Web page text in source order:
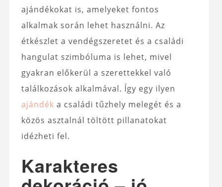
ajándékokat is, amelyeket fontos
alkalmak során lehet használni. Az
étkészlet a vendégszeretet és a családi
hangulat szimbóluma is lehet, mivel
gyakran előkerül a szerettekkel való
találkozások alkalmával. Így egy ilyen
ajándék a családi tűzhely melegét és a
közös asztalnál töltött pillanatokat
idézheti fel.
Karakteres